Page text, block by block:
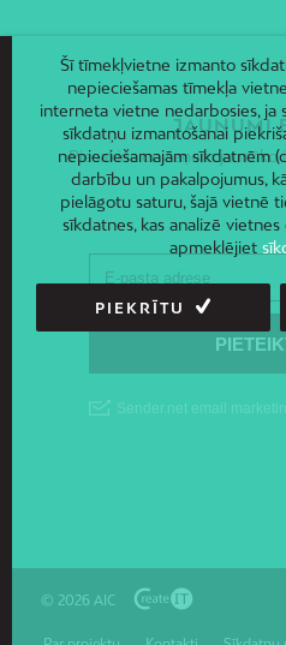
JAUNUMI
Piesakies un saņem
© 2026 AIC
Šī tīmekļvietne izmanto
nepieciešamas tīmekļa
interneta vietne nedarbosies, ja
sīkdatņu izmantošanai
nepieciešamajām sīkdatnēm
darbību un pakalpojumus,
pielāgotu saturu, šajā vietnē
sīkdatnes, kas analizē
apmeklējiet
PIEKRĪTU